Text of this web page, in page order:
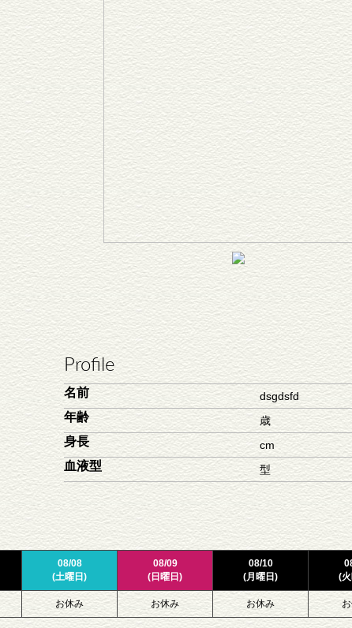
Profile
名前 dsgdsfd
年齢 歳
身長 cm
血液型 型
08/08
(土曜日)
08/09
(日曜日)
08/10
(月曜日)
(
お休み お休み お休み